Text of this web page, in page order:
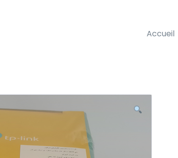
Accueil